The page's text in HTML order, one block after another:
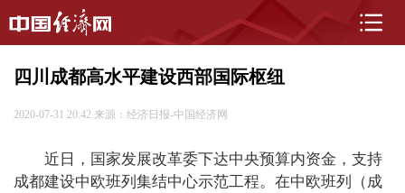
四川成都高水平建设西部国际枢纽
2020-07-31 20:42 来源：经济日报-中国经济网
近日，国家发展改革委下达中央预算内资金，支持
成都建设中欧班列集结中心示范工程。在中欧班列（成